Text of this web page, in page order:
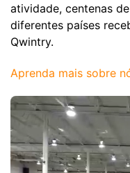
atividade, centenas
diferentes países
Qwintry.
Aprenda mais sobre